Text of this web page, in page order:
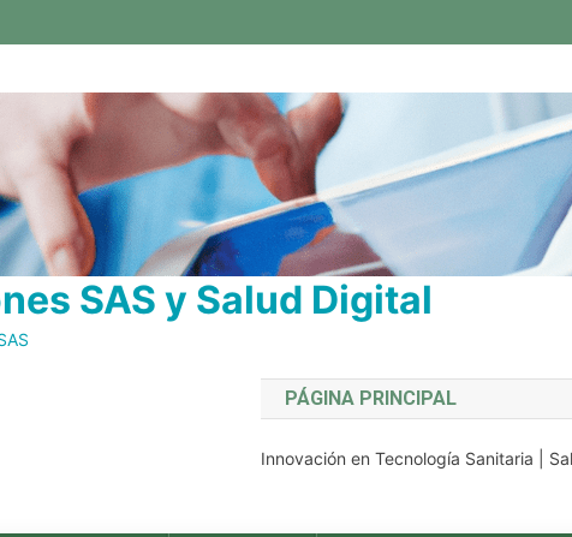
SAS y Salud Digital
PÁGINA PRINCIPAL
Innovación en Tecnología Sanitaria |